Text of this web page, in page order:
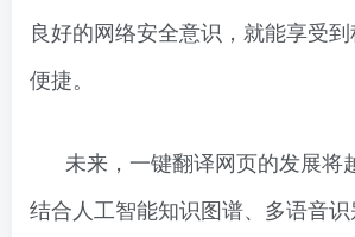
良好的网络安全意识，就能享受
便捷。
未来，一键翻译网页的发展将
结合人工智能知识图谱、多语音